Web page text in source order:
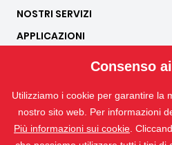
NOSTRI SERVIZI
APPLICAZIONI
Consenso
Utilizziamo i cookie per garantire la
nostro sito web. Per informazioni
Più informazioni sui cookie .